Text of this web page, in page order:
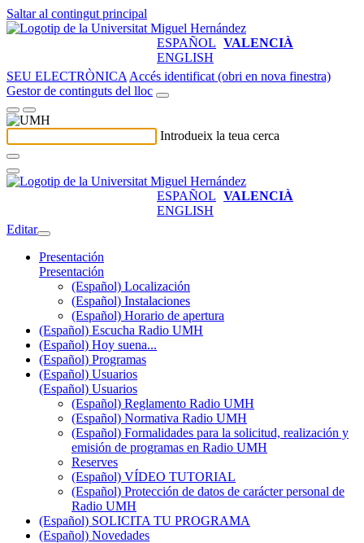
Saltar al contingut principal
ESPAÑOL VALENCIÀ
ENGLISH
SEU ELECTRÒNICA Accés identificat (obri en nova finestra)
Gestor de continguts del lloc
Introdueix la teua cerca
ESPAÑOL VALENCIÀ
ENGLISH
Editar
Presentación
Presentación
(Español) Localización
(Español) Instalaciones
(Español) Horario de apertura
(Español) Escucha Radio UMH
(Español) Hoy suena...
(Español) Programas
(Español) Usuarios
(Español) Usuarios
(Español) Reglamento Radio UMH
(Español) Normativa Radio UMH
(Español) Formalidades para la solicitud, realización y
emisión de programas en Radio UMH
Reserves
(Español) VÍDEO TUTORIAL
(Español) Protección de datos de carácter personal de
Radio UMH
(Español) SOLICITA TU PROGRAMA
(Español) Novedades